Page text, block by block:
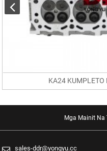
KA24 KUMPLETO
Mga Mainit Na
sales-ddr@yongyu.cc